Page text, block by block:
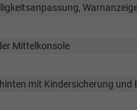
Mittelkonsole
mit Kindersicherung und